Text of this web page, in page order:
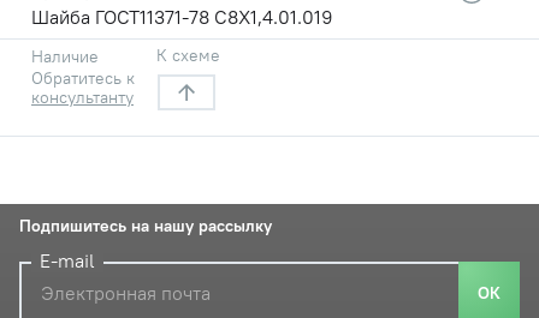
Шайба ГОСТ11371-78 С8X1,4.01.019
Наличие
Обратитесь к
консультанту
К схеме
Подпишитесь на нашу рассылку
E-mail
ОК